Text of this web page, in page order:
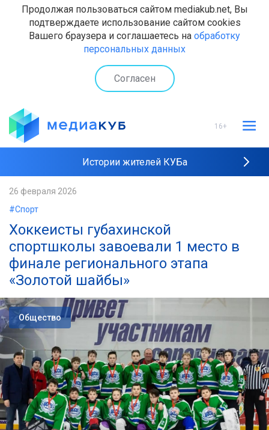
Продолжая пользоваться сайтом mediakub.net, Вы
подтверждаете использование сайтом cookies
Вашего браузера и соглашаетесь на обработку
персональных данных
Согласен
16+
Истории жителей КУБа
Наши интервью
26 февраля 2026
#Спорт
Хоккеисты губахинской
спортшколы завоевали 1 место в
финале регионального этапа
«Золотой шайбы»
Общество